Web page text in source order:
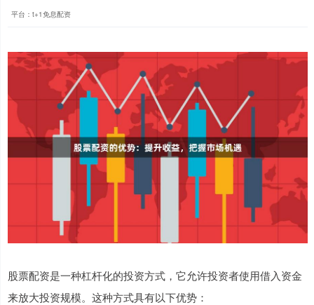
平台：t+1免息配资
股票配资是一种杠杆化的投资方式，它允许投资者使用借入资金
来放大投资规模。这种方式具有以下优势：